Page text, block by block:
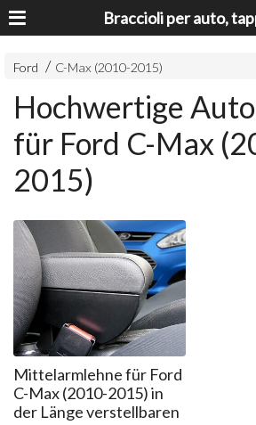
Ford C-Max (2010-2015)
Hochwertige
für Ford C-Max
2015)
Mittelarmlehne für Ford
C-Max (2010-2015) in
der Länge verstellbaren